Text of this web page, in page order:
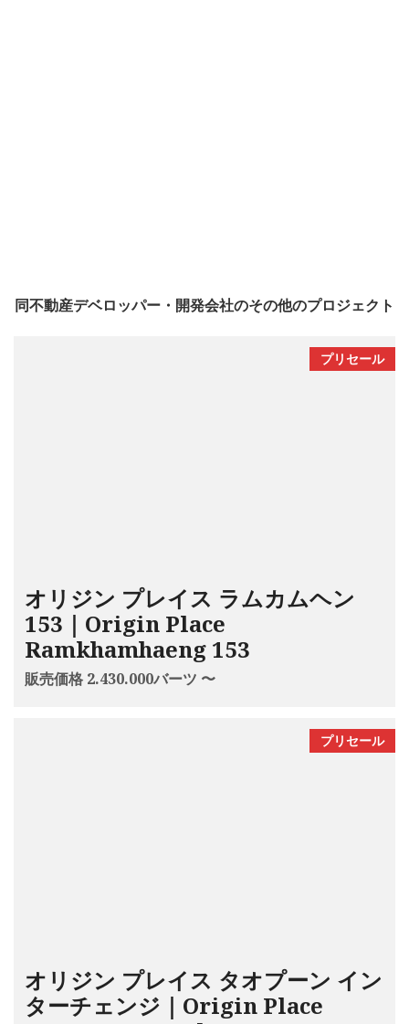
同不動産デベロッパー・開発会社のその他のプロジェクト
プリセール
オリジン プレイス ラムカムヘン
153｜Origin Place
Ramkhamhaeng 153
販売価格 2.430.000バーツ 〜
プリセール
オリジン プレイス タオプーン イン
ターチェンジ｜Origin Place